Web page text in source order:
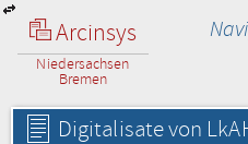
Arcinsys
Niedersachsen
Bremen
Digitalisate von